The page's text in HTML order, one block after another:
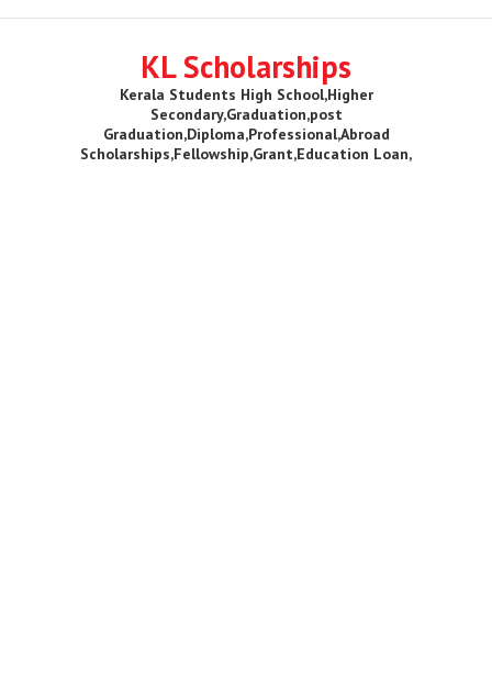
KL Scholarships
Kerala Students High School,Higher
Secondary,Graduation,post
Graduation,Diploma,Professional,Abroad
Scholarships,Fellowship,Grant,Education Loan,